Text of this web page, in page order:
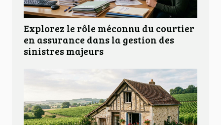
Explorez le rôle méconnu du courtier
en assurance dans la gestion des
sinistres majeurs